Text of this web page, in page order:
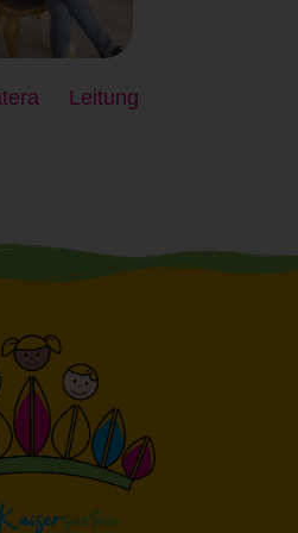
Leitung
eine natürliche oder juristische
oder andere Stelle, die
im Auftrag des
Recht der Mitgliedstaaten
Daten erhalten,
Empfänger.
oder juristische Person,
oder andere Stelle außer der
Verantwortlichen, dem
den Personen, die unter der
des Verantwortlichen
befugt sind, die
Daten zu verarbeiten.